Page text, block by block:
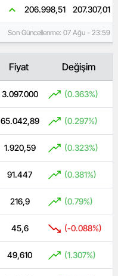
206.998,51 207.307,01
Son Güncellenme: 07 Ağu - 23:59
Fiyat Değişim
3.097.000 (0.363%)
65.042,89 (0.297%)
1.920,59 (0.323%)
91.447 (0.381%)
216,9 (0.79%)
45,6 (-0.088%)
49,610 (1.307%)